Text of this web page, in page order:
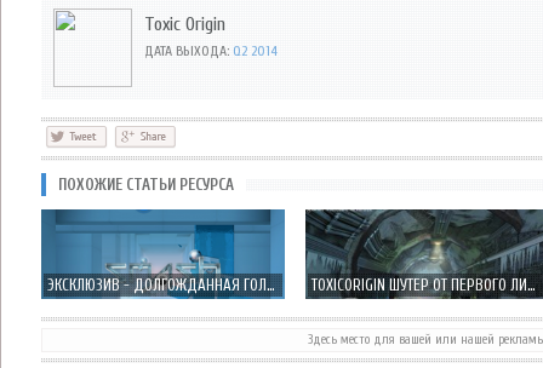
Toxic Origin
ДАТА ВЫХОДА: Q2 2014
ПОХОЖИЕ СТАТЬИ РЕСУРСА
ЭКСКЛЮЗИВ - ДОЛГОЖДАННАЯ ГОЛОВОЛОМКА SMASH HIT, ДЕЙСТВИТЕЛЬНО?! TOXICORIGIN ШУТЕР ОТ ПЕРВОГО ЛИЦА, ПЕРВОЕ ГЕЙМПЛЕЙ ВИДЕО ИГРЫ
Здесь место для вашей или нашей